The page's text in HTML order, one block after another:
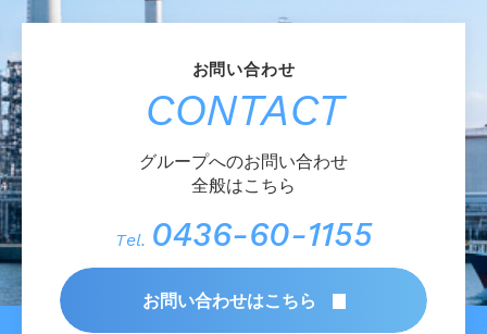
CONTACT
グループへのお問い合わせ
全般はこちら
Tel. 0436-60-1155
お問い合わせはこちら